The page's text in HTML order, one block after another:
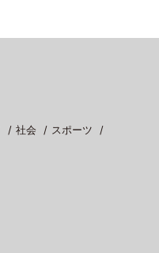
社会
スポーツ